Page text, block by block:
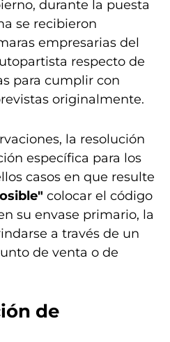
durante la puesta
se recibieron
empresarias del
respecto de
para cumplir con
originalmente.
la resolución
específica para los
casos en que resulte
colocar el código
su envase primario, la
a través de un
de venta o de
de